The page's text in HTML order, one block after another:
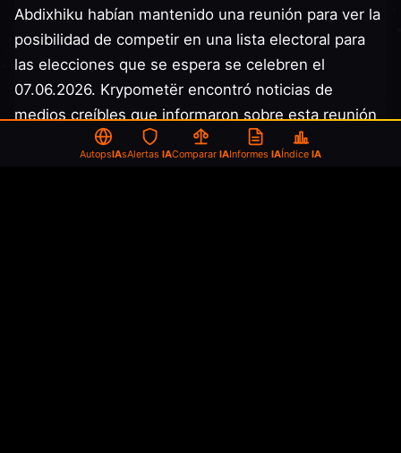
Abdixhiku habían mantenido una reunión para ver la
posibilidad de competir en una lista electoral para
las elecciones que se espera se celebren el
07.06.2026. Krypometër encontró noticias de
medios creíbles que informaron sobre esta reunión
entre Osmani y Abdixhiku. "Café entre amigos"
llamaron a su reunión la expresidenta Vjosa Osmani
AutopsIAsAlertas IAComparar IAInformes IAÍndice IA